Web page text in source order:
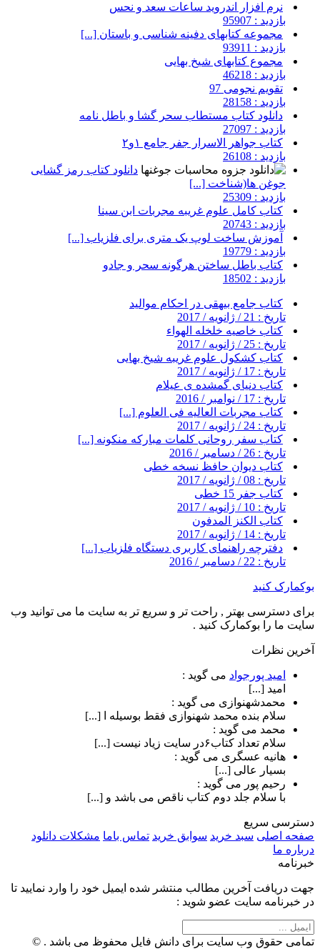
نرم افزار اندروید ساعات سعد و نحس
بازدید : 95907
مجموعه کتابهای دفینه شناسی و باستان [...]
بازدید : 93911
مجموع کتابهای شیخ بهایی
بازدید : 46218
تقویم نجومی 97
بازدید : 28158
دانلود کتاب مستطاب سحر گشا و باطل نامه
بازدید : 27097
کتاب جواهر الاسرار جفر جامع ۱و۲
بازدید : 26108
دانلود کتاب رمز گشایی
جوغن ها(شناخت [...]
بازدید : 25309
کتاب کامل علوم غریبه مجربات ابن سینا
بازدید : 20743
آموزش ساخت لوپ یک متری برای فلزیاب [...]
بازدید : 19779
کتاب باطل ساختن هرگونه سحر و جادو
بازدید : 18502
کتاب جامع بیهقی در احکام موالید
تاریخ : 21 / ژانویه / 2017
کتاب خاصیه خلخله الهواء
تاریخ : 25 / ژانویه / 2017
کتاب کشکول علوم غریبه شیخ بهایی
تاریخ : 17 / ژانویه / 2017
کتاب دنیای گمشده ی عیلام
تاریخ : 17 / نوامبر / 2016
کتاب مجربات العالیه فی العلوم [...]
تاریخ : 24 / ژانویه / 2017
کتاب سفر روحانی کلمات مبارکه منکونه [...]
تاریخ : 26 / دسامبر / 2016
کتاب دیوان حافظ نسخه خطی
تاریخ : 08 / ژانویه / 2017
کتاب جفر 15 خطی
تاریخ : 10 / ژانویه / 2017
کتاب الکنز المدفون
تاریخ : 14 / ژانویه / 2017
دفترچه راهنمای کاربری دستگاه فلزیاب [...]
تاریخ : 22 / دسامبر / 2016
بوکمارک کنید
برای دسترسی بهتر , راحت تر و سریع تر به سایت ما می توانید وب
سایت ما را بوکمارک کنید .
آخرین نظرات
امید پورجواد می گوید :
امید [...]
محمدشهنوازی می گوید :
سلام بنده محمد شهنوازی فقط بوسیله ا [...]
محمد می گوید :
سلام تعداد کتاب۶در سایت زیاد نیست [...]
هانیه عسگری می گوید :
بسیار عالی [...]
رحیم پور می گوید :
با سلام جلد دوم کتاب ناقص می باشد و [...]
دسترسی سریع
صفحه اصلی سبد خرید سوابق خرید تماس باما مشکلات دانلود
درباره ما
خبرنامه
جهت دریافت آخرین مطالب منتشر شده ایمیل خود را وارد نمایید تا
در خبرنامه سایت عضو شوید :
تمامی حقوق وب سایت برای دانش فایل محفوظ می باشد . ©